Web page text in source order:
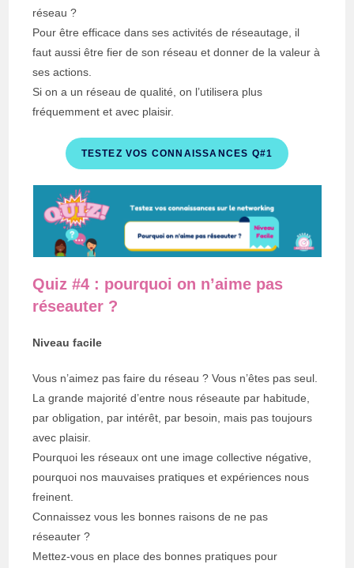
réseau ?
Pour être efficace dans ses activités de réseautage, il
faut aussi être fier de son réseau et donner de la valeur à
ses actions.
Si on a un réseau de qualité, on l’utilisera plus
fréquemment et avec plaisir.
TESTEZ VOS CONNAISSANCES Q#1
Quiz #4 : pourquoi on n’aime pas
réseauter ?
Niveau facile
Vous n’aimez pas faire du réseau ? Vous n’êtes pas seul.
La grande majorité d’entre nous réseaute par habitude,
par obligation, par intérêt, par besoin, mais pas toujours
avec plaisir.
Pourquoi les réseaux ont une image collective négative,
pourquoi nos mauvaises pratiques et expériences nous
freinent.
Connaissez vous les bonnes raisons de ne pas
réseauter ?
Mettez-vous en place des bonnes pratiques pour